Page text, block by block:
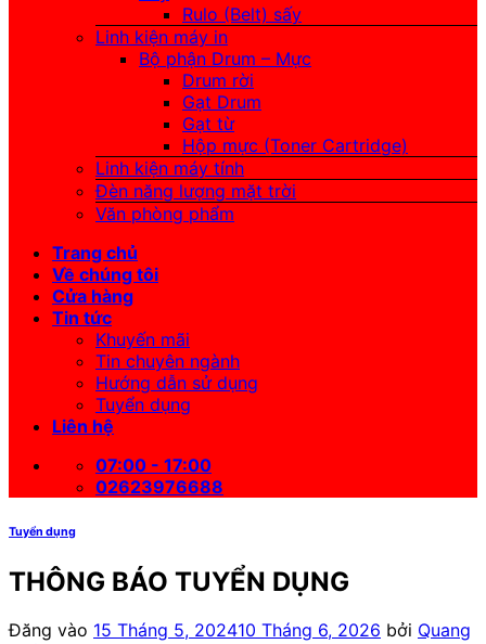
Rulo (Belt) sấy
Linh kiện máy in
Bộ phận Drum – Mực
Drum rời
Gạt Drum
Gạt từ
Hộp mực (Toner Cartridge)
Linh kiện máy tính
Đèn năng lượng mặt trời
Văn phòng phẩm
Trang chủ
Về chúng tôi
Cửa hàng
Tin tức
Khuyến mãi
Tin chuyên ngành
Hướng dẫn sử dụng
Tuyển dụng
Liên hệ
07:00 - 17:00
02623976688
Tuyển dụng
THÔNG BÁO TUYỂN DỤNG
Đăng vào 15 Tháng 5, 202410 Tháng 6, 2026 bởi Quang